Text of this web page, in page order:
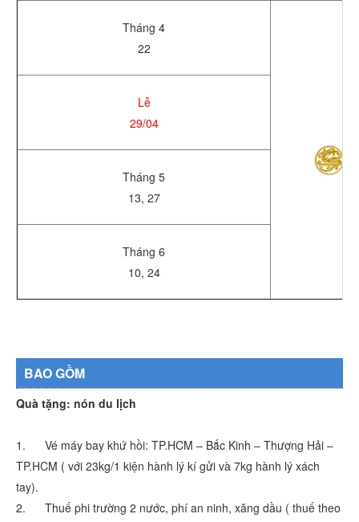
Tháng 4
22
Lễ
29/04
Tháng 5
13, 27
Tháng 6
10, 24
BAO GỒM
Quà tặng: nón du lịch
1. Vé máy bay khứ hồi: TP.HCM – Bắc Kinh – Thượng Hải –
TP.HCM ( với 23kg/1 kiện hành lý kí gửi và 7kg hành lý xách
tay).
2. Thuế phi trường 2 nước, phí an ninh, xăng dầu ( thuế theo